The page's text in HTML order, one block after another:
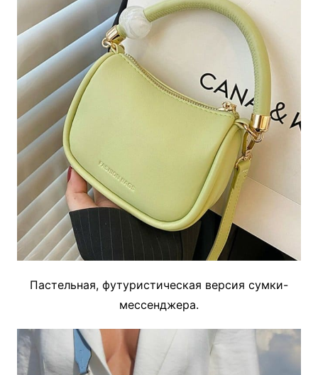
Пастельная, футуристическая версия сумки-
мессенджера.